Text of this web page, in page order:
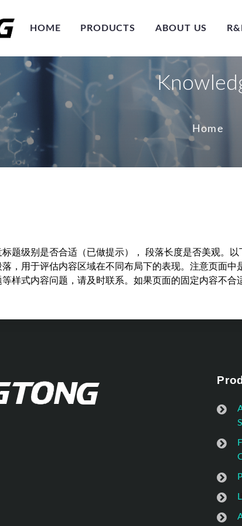
HOME PRODUCTS ABOUT US
Home
题级别是否合适（已做提示）， 段落长度是否美观。
，用于评估内容区域在不同布局下的表现。注意页面中
样式内容问题，请及时联系。如果页面的固定内容不合